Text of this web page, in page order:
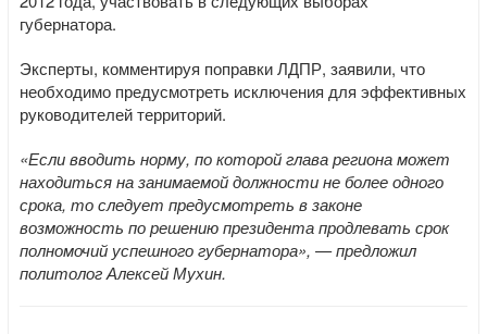
губернатора.
Эксперты, комментируя поправки ЛДПР, заявили, что
необходимо предусмотреть исключения для эффективных
руководителей территорий.
«Если вводить норму, по которой глава региона может
находиться на занимаемой должности не более одного
срока, то следует предусмотреть в законе
возможность по решению президента продлевать срок
полномочий успешного губернатора», — предложил
политолог Алексей Мухин.